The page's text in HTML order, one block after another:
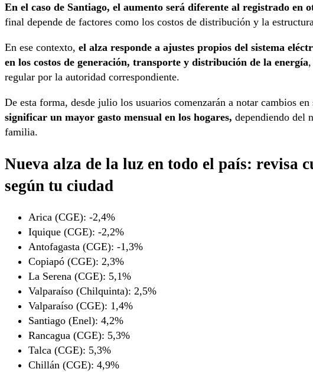
En el caso de Santiago, el aumento será diferente al registrado en
final depende de factores como los costos de distribución y la
En ese contexto, el alza responde a ajustes propios del sistema
en los costos de generación, transporte y distribución de la energía
regular por la autoridad correspondiente.
De esta forma, desde julio los usuarios comenzarán a notar cambios en
significar un mayor gasto mensual en los hogares, dependiendo del
familia.
Nueva alza de la luz en todo el país: revisa
según tu ciudad
Arica (CGE): -2,4%
Iquique (CGE): -2,2%
Antofagasta (CGE): -1,3%
Copiapó (CGE): 2,3%
La Serena (CGE): 5,1%
Valparaíso (Chilquinta): 2,5%
Valparaíso (CGE): 1,4%
Santiago (Enel): 4,2%
Rancagua (CGE): 5,3%
Talca (CGE): 5,3%
Chillán (CGE): 4,9%